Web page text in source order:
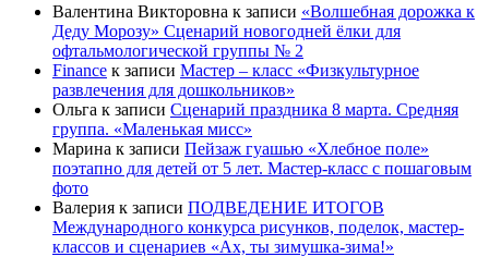
Валентина Викторовна к записи «Волшебная дорожка к
Деду Морозу» Сценарий новогодней ёлки для
офтальмологической группы № 2
Finance к записи Мастер – класс «Физкультурное
развлечения для дошкольников»
Ольга к записи Сценарий праздника 8 марта. Средняя
группа. «Маленькая мисс»
Марина к записи Пейзаж гуашью «Хлебное поле»
поэтапно для детей от 5 лет. Мастер-класс с пошаговым
фото
Валерия к записи ПОДВЕДЕНИЕ ИТОГОВ
Международного конкурса рисунков, поделок, мастер-
классов и сценариев «Ах, ты зимушка-зима!»